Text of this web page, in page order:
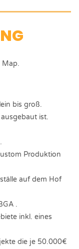
Map.
bis groß.
ist.
Produktion
auf dem Hof
.
inkl. eines
die je 50.000€